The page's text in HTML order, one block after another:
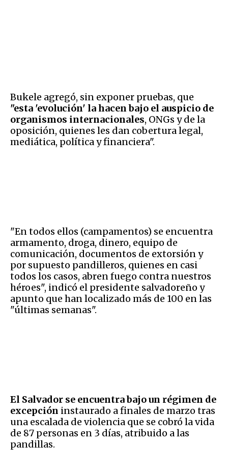
Bukele agregó, sin exponer pruebas, que
"esta 'evolución' la hacen bajo el auspicio de
organismos internacionales, ONGs y de la
oposición, quienes les dan cobertura legal,
mediática, política y financiera".
"En todos ellos (campamentos) se encuentra
armamento, droga, dinero, equipo de
comunicación, documentos de extorsión y
por supuesto pandilleros, quienes en casi
todos los casos, abren fuego contra nuestros
héroes", indicó el presidente salvadoreño y
apunto que han localizado más de 100 en las
"últimas semanas".
El Salvador se encuentra bajo un régimen de
excepción instaurado a finales de marzo tras
una escalada de violencia que se cobró la vida
de 87 personas en 3 días, atribuido a las
pandillas.